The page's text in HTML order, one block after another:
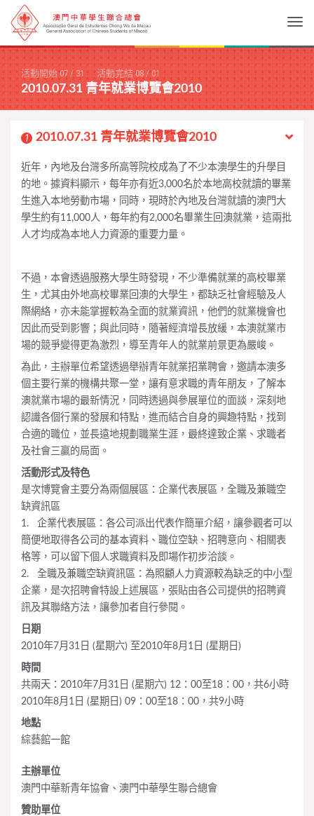
活動開始 07/31 活動完結 08/01
2010.07.31 青年就業博覽會2010
1 2010.07.31 青年就業博覽會2010
近年，內地及台灣多所高等院校成為了不少本澳學生的升學目
的地。據資料顯示，每年亦有近3,000名於本地高校就讀的畢業
生進入本地勞動市場，同時，現時於內地及台灣就讀的澳門大
學生約有11,000人，每年約有2,000名畢業生回澳就業，這兩批
人才均成為本地人力資源的重要力量。
不過，本會透過服務大學生時發現，不少準備就業的高校畢業
生，尤其由外地高校畢業回澳的大學生，都缺乏社會經驗及人
際網絡，亦未能掌握較為全面的就業資訊，他們的就業機會也
因此而受到影響；與此同時，隨著經濟增長放緩，本澳就業市
場的競爭變得更為激烈，導至青年人的就業前景更為嚴峻。
為此，主辦單位希望透過舉辦青年就業招業聘會，邀請本澳多
個主要行業的機構共聚一堂，讓有意求職的青年朋友，了解本
澳就業市場的最新情況，同時透過與參展單位的面談，深刻地
認識各個行業的發展和特點，進而結合自身的興趣特點，找到
合適的職位，並長遠地規劃職業生涯，最終達致企業、求職者
及社會三贏的局面。
活動形式及特色
是次博覽會主要分為兩個展區：企業代表展區，全職及兼職空
缺資訊區
1. 企業代表展區：各公司派出代表作簡單介紹，讓參觀者可以
簡便地取得各公司的基本資料、職位空缺、招聘意向、相關表
格等，可以留下個人求職資料及即場作初步洽談。
2. 全職及兼職空缺資訊區：為照顧人力資源較為缺乏的中小型
企業，是次招聘會特設上述展區，張貼由各公司提供的招聘資
訊及其聯絡方法，讓參加者自行參閱。
日期
2010年7月31日 (星期六) 至2010年8月1日 (星期日)
時間
共兩天：2010年7月31日 (星期六) 12：00至18：00，共6小時
2010年8月1日 (星期日) 09：00至18：00，共9小時
地點
綜藝館一館
主辦單位
澳門中華新青年協會、澳門中華學生聯合總會
贊助單位